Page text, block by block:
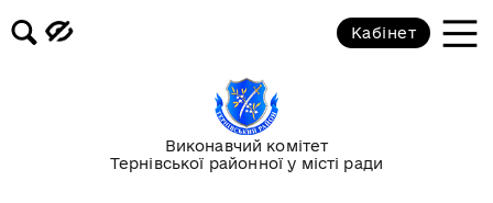
Виконавчий комітет
Тернівської районної у місті ради
Кабінет
Фінансовий відділ
Управління праці та соціального
захисту населення